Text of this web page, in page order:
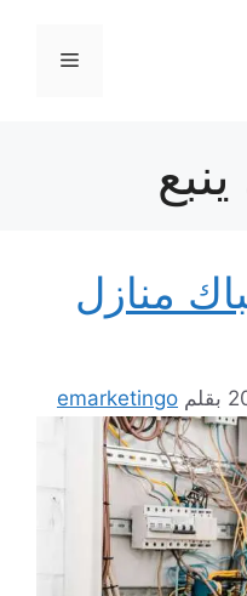
القائمة
منازل
بقلم emarketingo